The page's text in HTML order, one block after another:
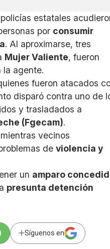
estatales
por consumir
. Al aproximarse, tres
Mujer Valiente, fueron
la agente.
fueron atacados
disparó contra uno de
y trasladados a
(Fgecam).
vecinos
deviolencia y
un amparo
presunta detención
Síguenos en